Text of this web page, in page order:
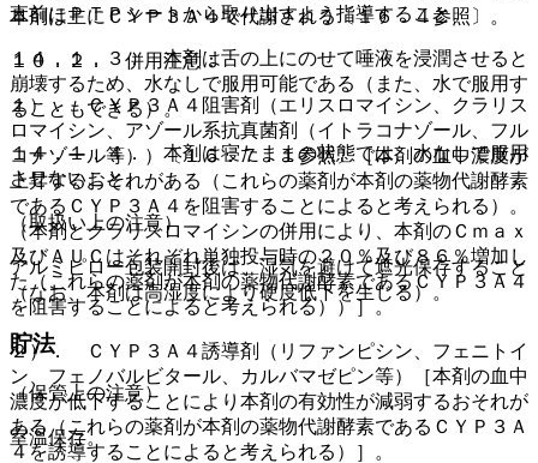
直前にＰＴＰシートから取り出すよう指導すること。
１４．１．３． 本剤は舌の上にのせて唾液を浸潤させると
崩壊するため、水なしで服用可能である（また、水で服用す
ることもできる）。
１４．１．４． 本剤は寝たままの状態では、水なしで服用
させないこと。
（取扱い上の注意）
アルミピロー包装開封後は、湿気を避けて遮光保存すること
（なお、本剤は高湿度により硬度低下を生じる）。
貯法
（保管上の注意）
室温保存。
本剤は主にＣＹＰ３Ａ４で代謝される〔１６．４参照〕。
１０．２． 併用注意：
１）． ＣＹＰ３Ａ４阻害剤（エリスロマイシン、クラリス
ロマイシン、アゾール系抗真菌剤（イトラコナゾール、フル
コナゾール等））〔１６．７．１参照〕［本剤の血中濃度が
上昇するおそれがある（これらの薬剤が本剤の薬物代謝酵素
であるＣＹＰ３Ａ４を阻害することによると考えられる）。
（本剤とクラリスロマイシンの併用により、本剤のＣｍａｘ
及びＡＵＣはそれぞれ単独投与時の２０％及び８６％増加し
た（これらの薬剤が本剤の薬物代謝酵素であるＣＹＰ３Ａ４
を阻害することによると考えられる））］。
２）． ＣＹＰ３Ａ４誘導剤（リファンピシン、フェニトイ
ン、フェノバルビタール、カルバマゼピン等）［本剤の血中
濃度が低下することにより本剤の有効性が減弱するおそれが
ある（これらの薬剤が本剤の薬物代謝酵素であるＣＹＰ３Ａ
４を誘導することによると考えられる）］。